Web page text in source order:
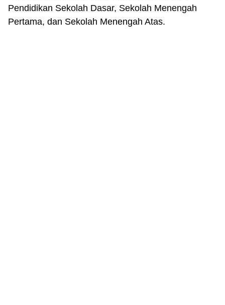
Pendidikan Sekolah Dasar, Sekolah Menengah
Pertama, dan Sekolah Menengah Atas.